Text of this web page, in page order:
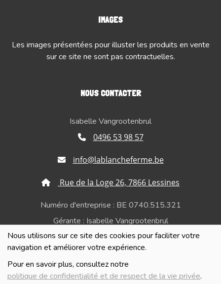
Nous utilisons sur ce site des cookies pour faciliter votre
navigation et améliorer votre expérience.
Pour en savoir plus, consultez notre
politique de confidentialité et de respect de la vie privée.
IMAGES
Les images présentées pour illuster les produits en vente
sur ce site ne sont pas contractuelles.
NOUS CONTACTER
Isabelle Vangrootenbrul
0496 53 98 57
info@lablancheferme.be
Rue de la Loge 26, 7866 Lessines
Numéro d'entreprise : BE 0740.515.321
Gérante : Isabelle Vangrootenbrul
Politique de confidentialité et de respect de la vie
privée